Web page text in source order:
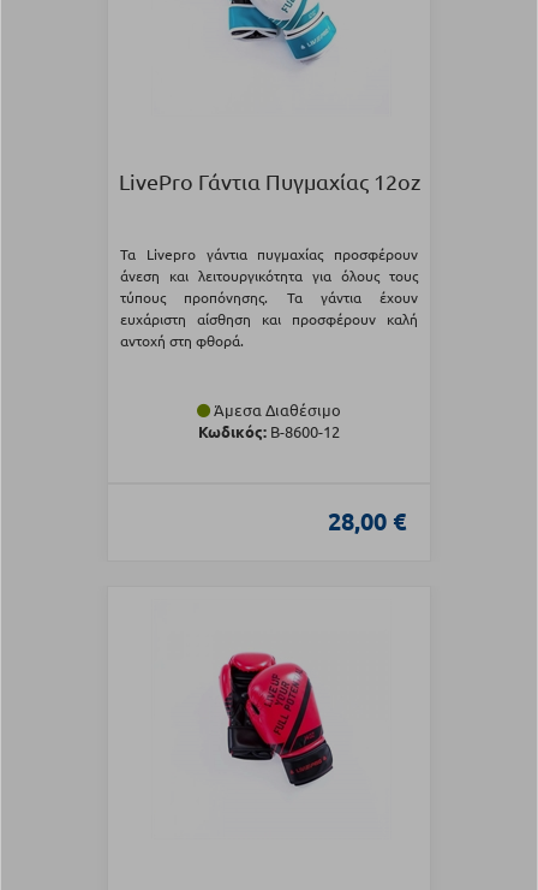
LivePro Γάντια Πυγμαχίας 12oz
Τα Livepro γάντια πυγμαχίας προσφέρουν
άνεση και λειτουργικότητα για όλους τους
τύπους προπόνησης. Τα γάντια έχουν
ευχάριστη αίσθηση και προσφέρουν καλή
αντοχή στη φθορά.
Άμεσα Διαθέσιμο
Κωδικός: Β-8600-12
28,00 €